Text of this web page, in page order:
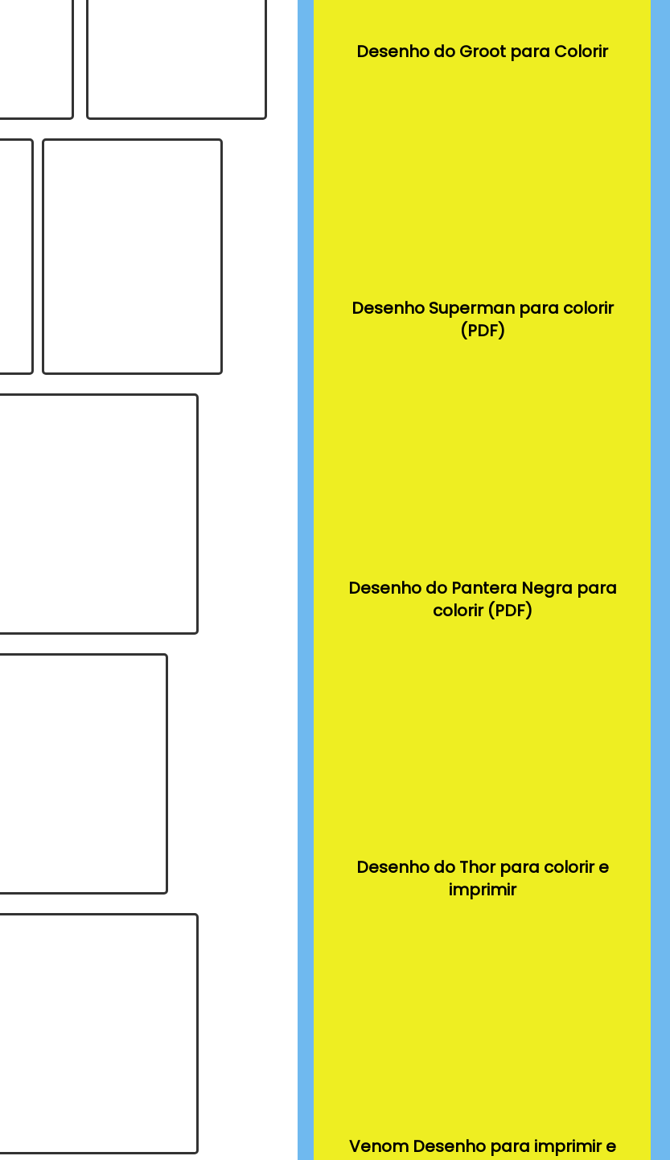
Desenho do Groot para Colorir
Desenho Superman para colorir
(PDF)
Desenho do Pantera Negra para
colorir (PDF)
Desenho do Thor para colorir e
imprimir
Venom Desenho para imprimir e